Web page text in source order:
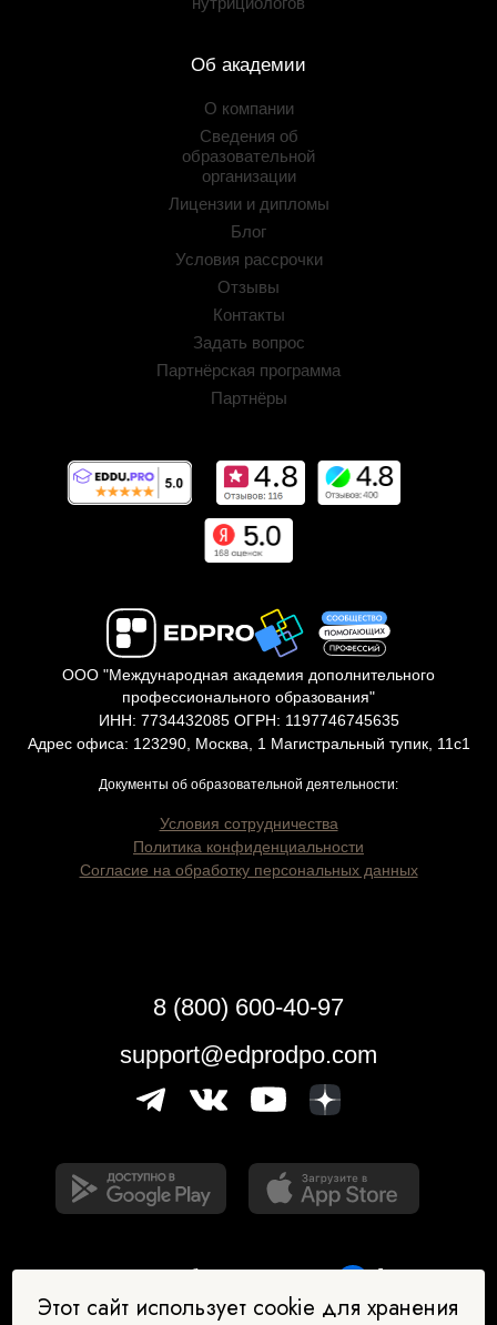
Об академии
О компании
Сведения об
образовательной
организации
Лицензии и дипломы
Блог
Условия рассрочки
Отзывы
Контакты
Задать вопрос
Партнёрская программа
Партнёры
ООО "Международная академия дополнительного
профессионального образования"
ИНН: 7734432085 ОГРН: 1197746745635
Адрес офиса: 123290, Москва, 1 Магистральный тупик, 11с1
Документы об образовательной деятельности:
Условия сотрудничества
Политика конфиденциальности
Согласие на обработку персональных данных
8 (800) 600-40-97
support@edprodpo.com
Этот сайт использует cookie для хранения